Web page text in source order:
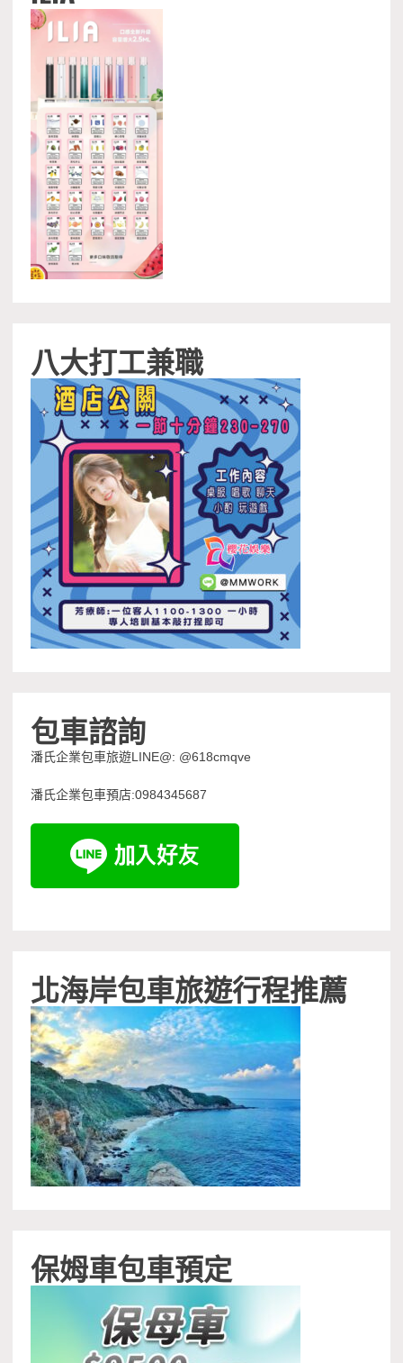
八大打工兼職
包車諮詢
潘氏企業包車旅遊LINE@: @618cmqve
潘氏企業包車預店:0984345687
北海岸包車旅遊行程推薦
保姆車包車預定